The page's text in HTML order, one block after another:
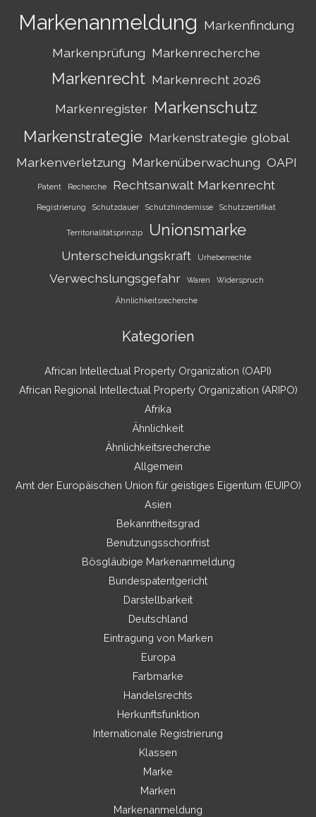
Markenanmeldung Markenfindung
Markenprüfung Markenrecherche
Markenrecht Markenrecht 2026
Markenregister Markenschutz
Markenstrategie Markenstrategie global
Markenverletzung Markenüberwachung OAPI
Patent Recherche Rechtsanwalt Markenrecht
Registrierung Schutzdauer Schutzhindernisse Schutzzertifikat
Territorialitätsprinzip Unionsmarke
Unterscheidungskraft Urheberrechte
Verwechslungsgefahr Waren Widerspruch
Ähnlichkeitsrecherche
Kategorien
African Intellectual Property Organization (OAPI)
African Regional Intellectual Property Organization (ARIPO)
Afrika
Ähnlichkeit
Ähnlichkeitsrecherche
Allgemein
Amt der Europäischen Union für geistiges Eigentum (EUIPO)
Asien
Bekanntheitsgrad
Benutzungsschonfrist
Bösgläubige Markenanmeldung
Bundespatentgericht
Darstellbarkeit
Deutschland
Eintragung von Marken
Europa
Farbmarke
Handelsrechts
Herkunftsfunktion
Internationale Registrierung
Klassen
Marke
Marken
Markenanmeldung